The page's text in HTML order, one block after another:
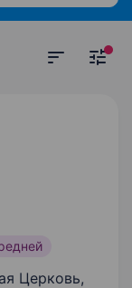
Церковь,